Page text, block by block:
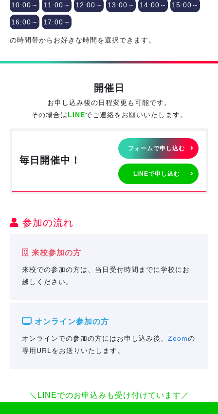
10:00～ 11:00～ 12:00～ 13:00～ 14:00～ 15:00～
16:00～ 17:00～
の時間帯からお好きな時間を選択できます。
開催日
お申し込み後の日程変更も可能です。
その場合はLINEでご連絡をお願いいたします。
毎日開催中！
フォームで申し込む
LINEで申し込む
参加の流れ
来校参加の方
来校での参加の方は、当日受付時間までに学校にお
越しください。
オンライン参加の方
オンラインでの参加の方にはお申し込み後、 Zoomの
専用URLをお送りいたします。
＼LINEでのお申込みも受け付けています／